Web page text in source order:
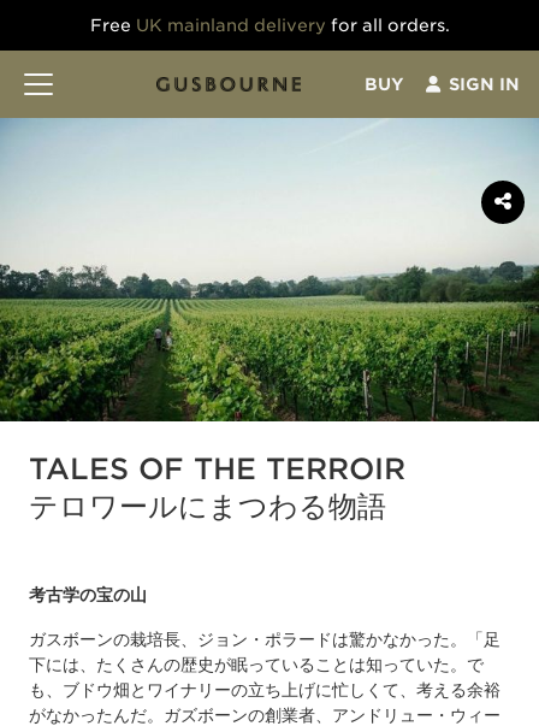
Free UK mainland delivery for all orders.
BUY SIGN IN
TALES OF THE TERROIR
テロワールにまつわる物語
考古学の宝の山
ガスボーンの栽培長、ジョン・ポラードは驚かなかった。「足
下には、たくさんの歴史が眠っていることは知っていた。で
も、ブドウ畑とワイナリーの立ち上げに忙しくて、考える余裕
がなかったんだ。ガズボーンの創業者、アンドリュー・ウィー